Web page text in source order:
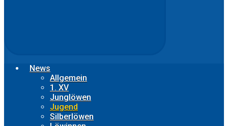
News
Allgemein
1. XV
Junglöwen
Jugend
Silberlöwen